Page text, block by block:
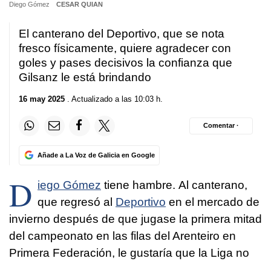
Diego Gómez CESAR QUIAN
El canterano del Deportivo, que se nota
fresco físicamente, quiere agradecer con
goles y pases decisivos la confianza que
Gilsanz le está brindando
16 may 2025 . Actualizado a las 10:03 h.
Añade a La Voz de Galicia en Google
Comentar ·
D iego Gómez tiene hambre. Al canterano,
que regresó al Deportivo en el mercado de
invierno después de que jugase la primera mitad
del campeonato en las filas del Arenteiro en
Primera Federación, le gustaría que la Liga no